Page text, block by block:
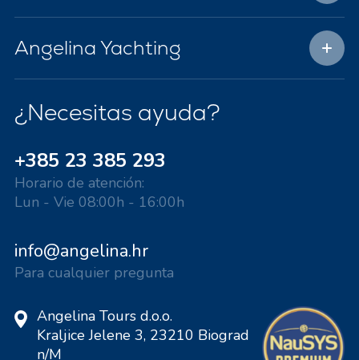
Angelina Yachting
¿Necesitas ayuda?
+385 23 385 293
Horario de atención:
Lun - Vie 08:00h - 16:00h
info@angelina.hr
Para cualquier pregunta
Angelina Tours d.o.o.
Kraljice Jelene 3, 23210 Biograd
n/M